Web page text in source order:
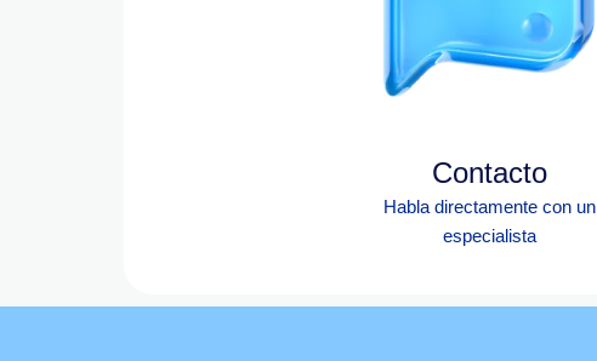
Contacto
Habla directamente con un
especialista